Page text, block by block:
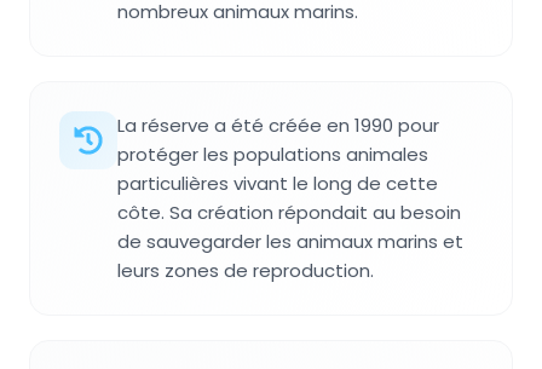
nombreux animaux marins.
La réserve a été créée en 1990 pour
protéger les populations animales
particulières vivant le long de cette
côte. Sa création répondait au besoin
de sauvegarder les animaux marins et
leurs zones de reproduction.